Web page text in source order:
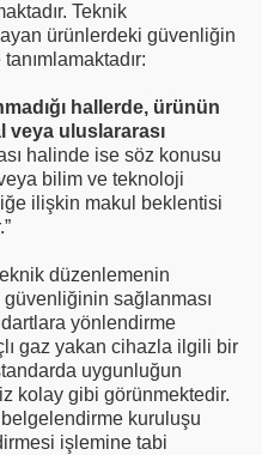
Teknik
ürünlerdeki güvenliğin
hallerde, ürünün
veya uluslararası
halinde ise söz konusu
bilim ve teknoloji
ilişkin makul beklentisi
düzenlemenin
güvenliğinin sağlanması
yönlendirme
gaz yakan cihazla ilgili bir
uygunluğun
kolay gibi görünmektedir.
kuruluşu
işlemine tabi